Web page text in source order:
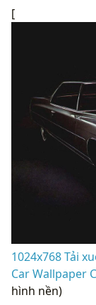
[
1024x768 Tải
Car Wallpaper
hình nền)